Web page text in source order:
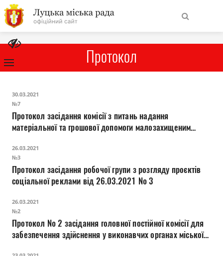
На
головну
Міська влада
Бюджет
Прозорість влади
Протокол
30.03.2021
№7
Протокол засідання комісії з питань надання
матеріальної та грошової допомоги малозахищеним
26.03.2021
№3
Протокол засідання робочої групи з розгляду проєктів
соціальної реклами від 26.03.2021 № 3
26.03.2021
№2
Протокол № 2 засідання головної постійної комісії для
забезпечення здійснення у виконавчих органах міської